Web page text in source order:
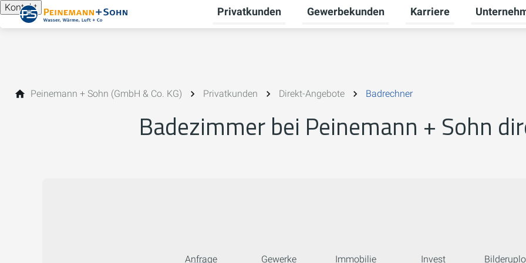
Kontakt Privatkunden
Untermenü für Privatkunden umschalten
Gewerbekunden
Untermenü für
Karriere
Untermenü
Peinemann + Sohn (GmbH & Co. KG) Privatkunden Direkt-Angebote Badrechner
Badezimmer bei Peinemann + Sohn
Anfrage Gewerke Immobilie Invest